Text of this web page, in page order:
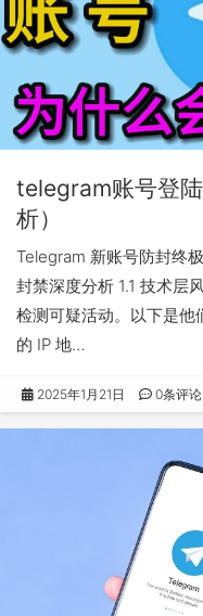
telegram账号登
析）
Telegram 新账号防封终
封禁深度分析 1.1 技术层
检测可疑活动。以下是他
的 IP 地…
2025年1月21日 0条评论